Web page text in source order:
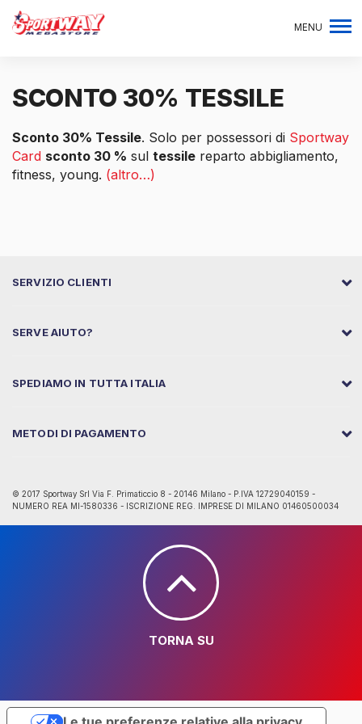
MENU
SCONTO 30% TESSILE
Sconto 30% Tessile. Solo per possessori di Sportway
Card sconto 30 % sul tessile reparto abbigliamento,
fitness, young. (altro…)
SERVIZIO CLIENTI
SERVE AIUTO?
SPEDIAMO IN TUTTA ITALIA
METODI DI PAGAMENTO
© 2017 Sportway Srl Via F. Primaticcio 8 - 20146 Milano - P.IVA 12729040159 -
NUMERO REA MI-1580336 - ISCRIZIONE REG. IMPRESE DI MILANO 01460500034
TORNA SU